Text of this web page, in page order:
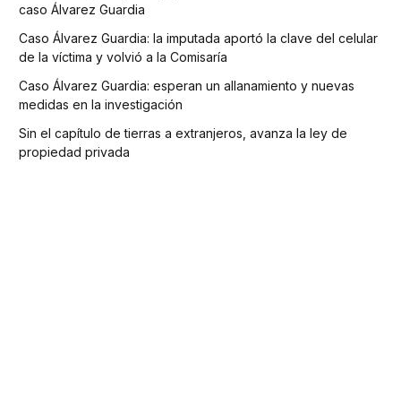
caso Álvarez Guardia
Caso Álvarez Guardia: la imputada aportó la clave del celular
de la víctima y volvió a la Comisaría
Caso Álvarez Guardia: esperan un allanamiento y nuevas
medidas en la investigación
Sin el capítulo de tierras a extranjeros, avanza la ley de
propiedad privada